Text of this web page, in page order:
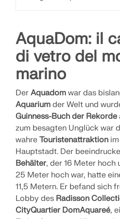
RWIND 3
Software CFD per la galleria
API Dlubal
La vostra porta verso la
l'automazione
Scopri
RICEVI ASSISTENZA
SCOPRI LE POSIZIONI
AquaDom: il
di vetro del
marino
Der Aquadom war das
Aquarium der Welt und
Guinness-Buch der Rekorde
zum besagten Unglück war
wahre Touristenattraktion
Hauptstadt. Der
Behälter, der 16 Meter
25 Meter hoch war, hatte
11,5 Metern. Er befand sich
Lobby des Radisson
CityQuartier DomAquareé,